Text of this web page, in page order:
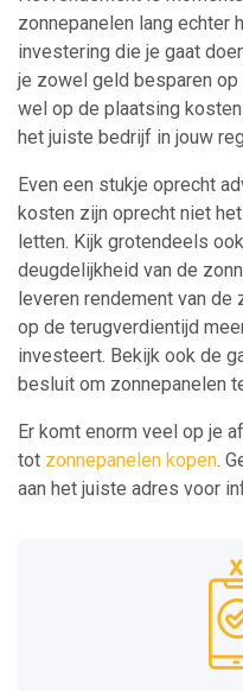
zonnepanelen lang echter
investering die je gaat
je zowel geld besparen
wel op de plaatsing
het juiste bedrijf in jouw
Even een stukje oprecht
kosten zijn oprecht niet
letten. Kijk grotendeels
deugdelijkheid van de
leveren rendement van de
op de terugverdientijd
investeert. Bekijk ook de
besluit om zonnepanelen
Er komt enorm veel op je
tot zonnepanelen kopen.
aan het juiste adres voor